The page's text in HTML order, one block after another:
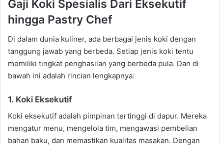
Gaji Koki Spesialis Dari Eksekutif
hingga Pastry Chef
Di dalam dunia kuliner, ada berbagai jenis koki dengan
tanggung jawab yang berbeda. Setiap jenis koki tentu
memiliki tingkat penghasilan yang berbeda pula. Dan di
bawah ini adalah rincian lengkapnya:
1. Koki Eksekutif
Koki eksekutif adalah pimpinan tertinggi di dapur. Mereka
mengatur menu, mengelola tim, mengawasi pembelian
bahan baku, dan memastikan kualitas masakan. Dengan